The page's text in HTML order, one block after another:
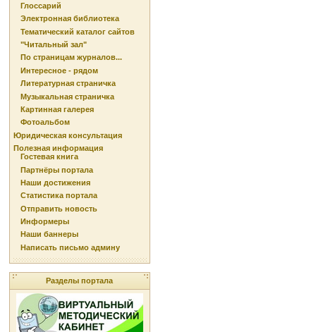
Глоссарий
Электронная библиотека
Тематический каталог сайтов
"Читальный зал"
По страницам журналов...
Интересное - рядом
Литературная страничка
Музыкальная страничка
Картинная галерея
Фотоальбом
Юридическая консультация
Полезная информация
Гостевая книга
Партнёры портала
Наши достижения
Статистика портала
Отправить новость
Информеры
Наши баннеры
Написать письмо админу
Разделы портала